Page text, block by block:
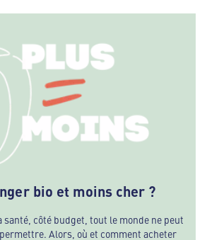
bio et moins cher ?
santé, côté budget, tout le monde ne peut
Alors, où et comment acheter